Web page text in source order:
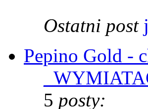
Ostatni post
Pepino Gold -
5 posty: